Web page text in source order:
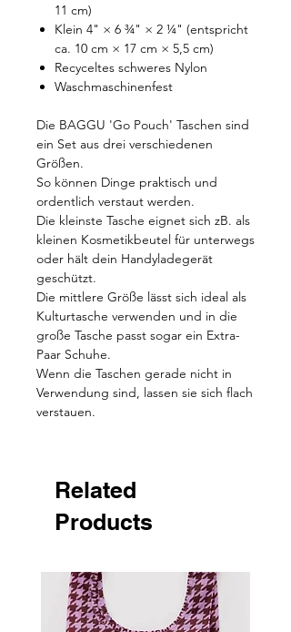
11 cm)
Klein 4" × 6 ¾" × 2 ¼" (entspricht
ca. 10 cm × 17 cm × 5,5 cm)
Recyceltes schweres Nylon
Waschmaschinenfest
Die BAGGU 'Go Pouch' Taschen sind
ein Set aus drei verschiedenen
Größen.
So können Dinge praktisch und
ordentlich verstaut werden.
Die kleinste Tasche eignet sich zB. als
kleinen Kosmetikbeutel für unterwegs
oder hält dein Handyladegerät
geschützt.
Die mittlere Größe lässt sich ideal als
Kulturtasche verwenden und in die
große Tasche passt sogar ein Extra-
Paar Schuhe.
Wenn die Taschen gerade nicht in
Verwendung sind, lassen sie sich flach
verstauen.
Related
Products